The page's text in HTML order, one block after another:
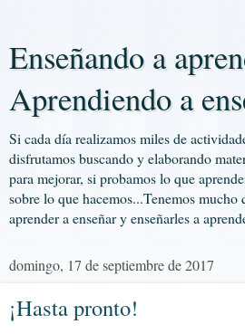
Enseñando a
Aprendiendo a
Si cada día realizamos miles de
disfrutamos buscando y elaborando
para mejorar, si probamos lo que
sobre lo que hacemos...Tenemos mucho
aprender a enseñar y enseñarles a
domingo, 17 de septiembre de 2017
¡Hasta pronto!